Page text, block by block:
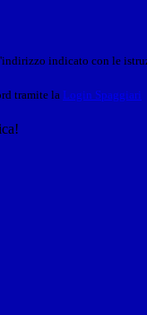
indicato con le
tramite la Login Spaggiari